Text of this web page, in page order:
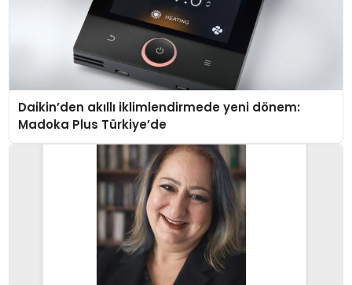
Daikin’den akıllı iklimlendirmede yeni dönem:
Madoka Plus Türkiye’de